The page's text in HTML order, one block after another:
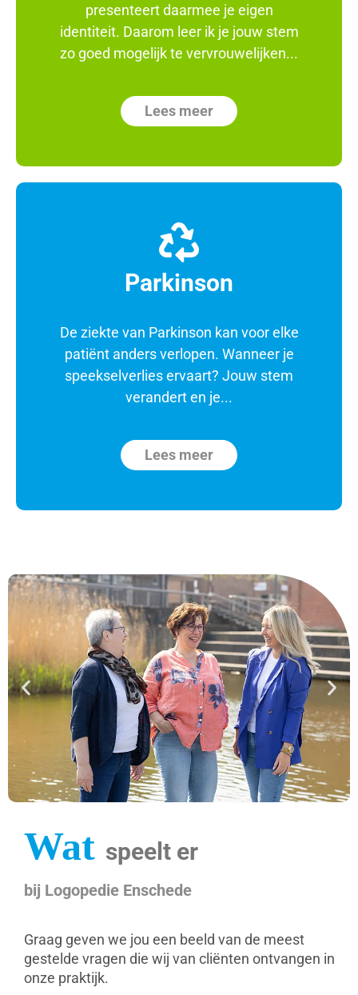
presenteert daarmee je eigen
identiteit. Daarom leer ik je jouw stem
zo goed mogelijk te vervrouwelijken...
Lees meer
Parkinson
De ziekte van Parkinson kan voor elke
patiënt anders verlopen. Wanneer je
speekselverlies ervaart? Jouw stem
verandert en je...
Lees meer
Wat speelt er
bij Logopedie Enschede
Graag geven we jou een beeld van de meest
gestelde vragen die wij van cliënten ontvangen in
onze praktijk.